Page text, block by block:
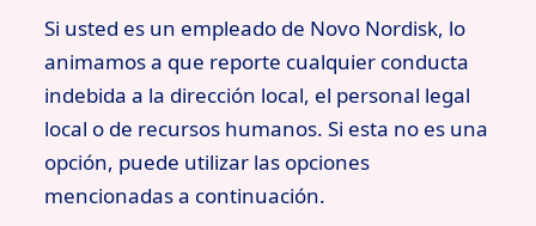
Si usted es un empleado de Novo Nordisk, lo
animamos a que reporte cualquier conducta
indebida a la dirección local, el personal legal
local o de recursos humanos. Si esta no es una
opción, puede utilizar las opciones
mencionadas a continuación.